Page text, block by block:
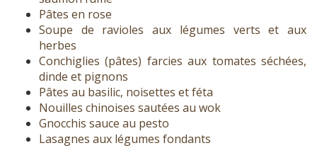
Pâtes en rose
Soupe de ravioles aux légumes verts et aux
herbes
Conchiglies (pâtes) farcies aux tomates séchées,
dinde et pignons
Pâtes au basilic, noisettes et féta
Nouilles chinoises sautées au wok
Gnocchis sauce au pesto
Lasagnes aux légumes fondants